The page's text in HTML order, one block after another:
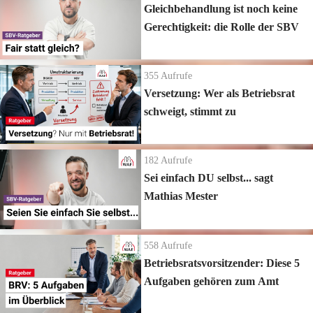
Gleichbehandlung ist noch keine
Gerechtigkeit: die Rolle der SBV
355 Aufrufe
Versetzung: Wer als Betriebsrat
schweigt, stimmt zu
182 Aufrufe
Sei einfach DU selbst... sagt
Mathias Mester
558 Aufrufe
Betriebsratsvorsitzender: Diese 5
Aufgaben gehören zum Amt